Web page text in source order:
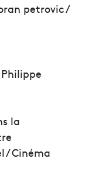
petrovic /
la
/ Cinéma